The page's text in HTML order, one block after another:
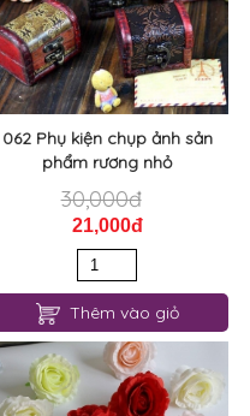
062 Phụ kiện chụp ảnh sản
phẩm rương nhỏ
30,000đ
21,000đ
Thêm vào giỏ